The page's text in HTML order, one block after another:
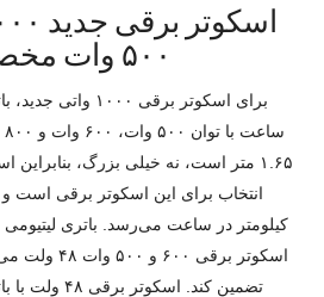
۵۰۰ وات مخصوص بزرگسالان